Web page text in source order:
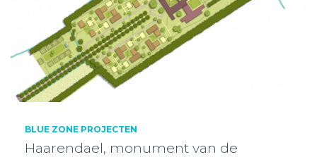
BLUE ZONE PROJECTEN
Haarendael, monument van de